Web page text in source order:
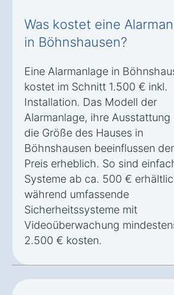
Was kostet eine
in Böhnshausen?
Eine Alarmanlage in
kostet im Schnitt 1.500 € inkl.
Installation. Das Modell der
Alarmanlage, ihre Ausstattung
die Größe des Hauses in
Böhnshausen beeinflussen
Preis erheblich. So sind
Systeme ab ca. 500 €
während umfassende
Sicherheitssysteme mit
Videoüberwachung
2.500 € kosten.